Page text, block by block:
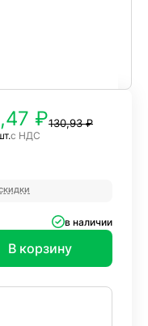
₽130,93 ₽
с НДС
в наличии
В корзину